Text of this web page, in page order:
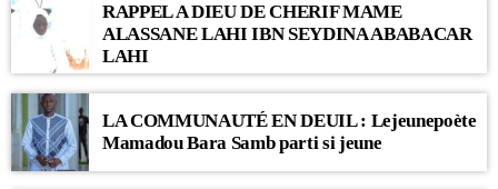
RAPPEL A DIEU DE CHERIF MAME
ALASSANE LAHI IBN SEYDINA ABABACAR
LAHI
LA COMMUNAUTÉ EN DEUIL : Lejeunepoète
Mamadou Bara Samb parti si jeune